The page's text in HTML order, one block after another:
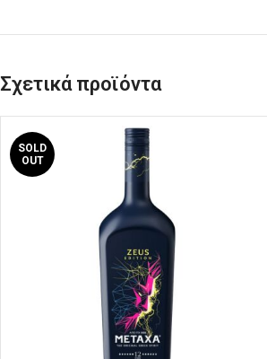
Σχετικά προϊόντα
SOLD
OUT